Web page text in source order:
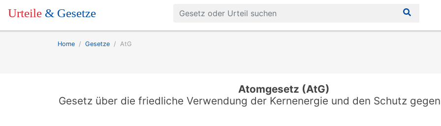
Urteile & Gesetze
Home Gesetze AtG
Atomgesetz (AtG)
Gesetz über die friedliche Verwendung der Kernenergie und den Schutz